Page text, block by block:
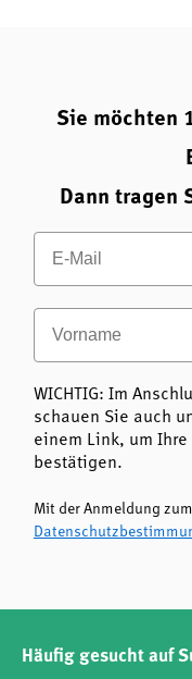
Sie möchten
Dann tragen
Email
Vorname
WICHTIG: Im
schauen Sie auch
einem Link, um
bestätigen.
Mit der Anmeldung
Häufig gesucht auf